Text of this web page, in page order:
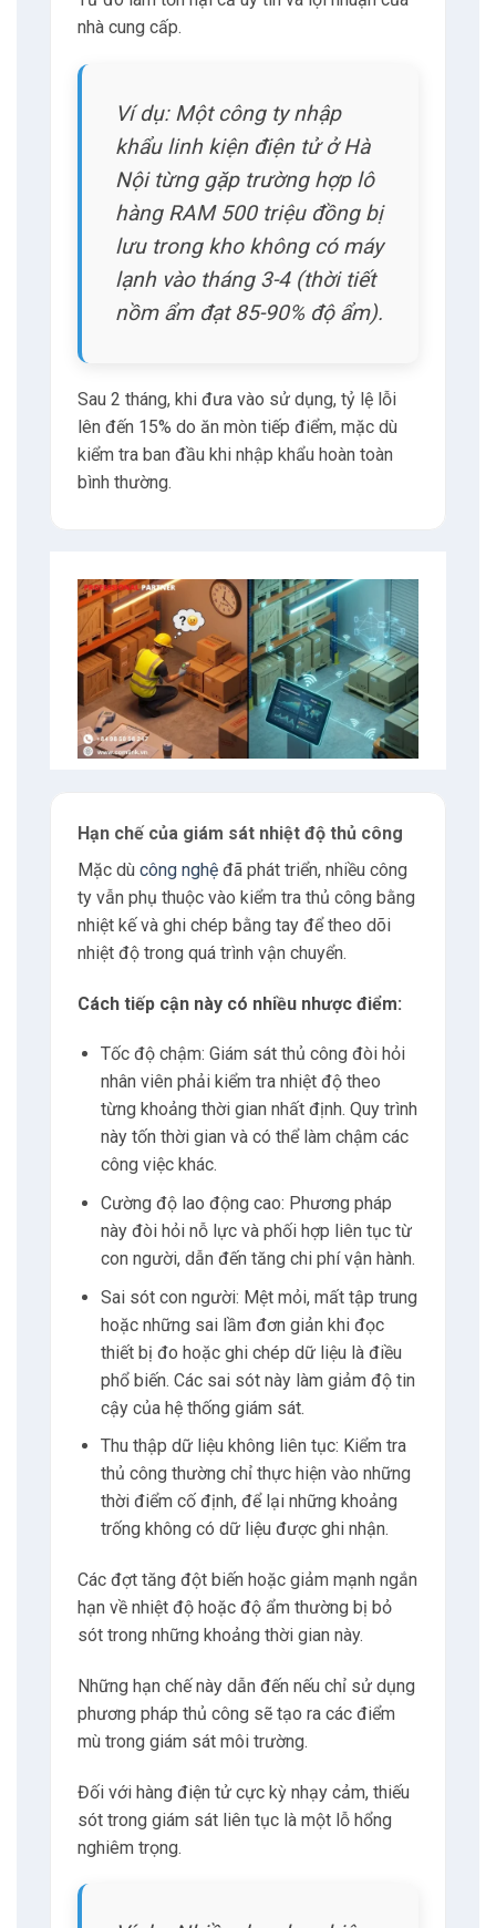
công việc khác.
con người, dẫn đến tăng chi phí vận hành.
Sai sót con người: Mệt mỏi, mất tập trung
hoặc những sai lầm đơn giản khi đọc
thiết bị đo hoặc ghi chép dữ liệu là điều
phổ biến. Các sai sót này làm giảm độ tin
cậy của hệ thống giám sát.
Thu thập dữ liệu không liên tục: Kiểm tra
thủ công thường chỉ thực hiện vào những
Các đợt tăng đột biến hoặc giảm mạnh ngắn
hạn về nhiệt độ hoặc độ ẩm thường bị bỏ
sót trong những khoảng thời gian này.
mù trong giám sát môi trường.
Đối với hàng điện tử cực kỳ nhạy cảm, thiếu
sót trong giám sát liên tục là một lỗ hổng
nghiêm trọng.
dụng phương pháp ghi nhiệt
độ 2 lần/ngày (sáng và
chiều) trong kho .
Điều này có nghĩa là nếu nhiệt độ tăng đột
gắt nhất) nhưng không ai phát hiện được
cho đến khi kiểm tra buổi chiều.
Lúc đó hàng hóa có thể đã bị ảnh hưởng bởi
môi trường và tiềm ẩn nguy cơ hư hại.
Nguy hiểm của biến động ngắn hạn
Nhiệt độ và độ ẩm không phải lúc nào cũng
thay đổi từ từ.
Đôi khi xảy ra những thay đổi đột ngột do
các yếu tố như hỏng hệ thống làm lạnh, chậm
trễ trong bốc xếp hoặc tiếp xúc với điều kiện
thời tiết bên ngoài trong quá trình vận
chuyển.
vài phút hoặc vài giờ nhưng vẫn có thể gây
hại.
Ví dụ: một đợt tăng nhiệt độ
ngắn vượt quá mức khuyến
nghị có thể khởi động các
quá trình thoái hóa hóa học
hoặc gây hỏng mối hàn.